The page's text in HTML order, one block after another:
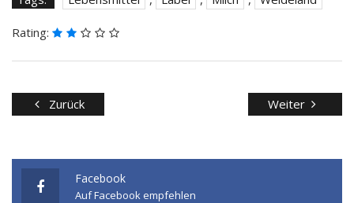
Rating:
Zurück Weiter
Facebook
Auf Facebook empfehlen